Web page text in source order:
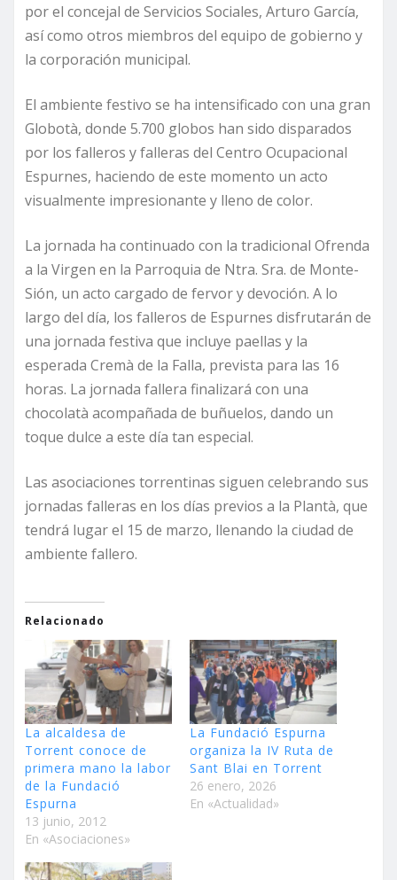
por el concejal de Servicios Sociales, Arturo García,
así como otros miembros del equipo de gobierno y
la corporación municipal.
El ambiente festivo se ha intensificado con una gran
Globotà, donde 5.700 globos han sido disparados
por los falleros y falleras del Centro Ocupacional
Espurnes, haciendo de este momento un acto
visualmente impresionante y lleno de color.
La jornada ha continuado con la tradicional Ofrenda
a la Virgen en la Parroquia de Ntra. Sra. de Monte-
Sión, un acto cargado de fervor y devoción. A lo
largo del día, los falleros de Espurnes disfrutarán de
una jornada festiva que incluye paellas y la
esperada Cremà de la Falla, prevista para las 16
horas. La jornada fallera finalizará con una
chocolatà acompañada de buñuelos, dando un
toque dulce a este día tan especial.
Las asociaciones torrentinas siguen celebrando sus
jornadas falleras en los días previos a la Plantà, que
tendrá lugar el 15 de marzo, llenando la ciudad de
ambiente fallero.
Relacionado
La alcaldesa de
Torrent conoce de
primera mano la labor
de la Fundació
Espurna
13 junio, 2012
En «Asociaciones»
La Fundació Espurna
organiza la IV Ruta de
Sant Blai en Torrent
26 enero, 2026
En «Actualidad»